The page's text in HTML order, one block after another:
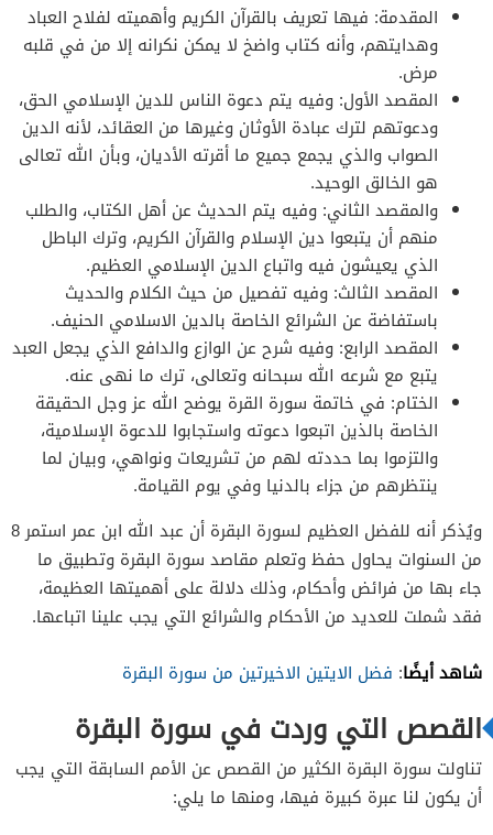
المقدمة: فيها تعريف بالقرآن الكريم وأهميته لفلاح العباد
وهدايتهم، وأنه كتاب واضخ لا يمكن نكرانه إلا من في قلبه
مرض.
المقصد الأول: وفيه يتم دعوة الناس للدين الإسلامي الحق،
ودعوتهم لترك عبادة الأوثان وغيرها من العقائد، لأنه الدين
الصواب والذي يجمع جميع ما أقرته الأديان، وبأن الله تعالى
هو الخالق الوحيد.
والمقصد الثاني: وفيه يتم الحديث عن أهل الكتاب، والطلب
منهم أن يتبعوا دين الإسلام والقرآن الكريم، وترك الباطل
الذي يعيشون فيه واتباع الدين الإسلامي العظيم.
المقصد الثالث: وفيه تفصيل من حيث الكلام والحديث
باستفاضة عن الشرائع الخاصة بالدين الاسلامي الحنيف.
المقصد الرابع: وفيه شرح عن الوازع والدافع الذي يجعل العبد
يتبع مع شرعه الله سبحانه وتعالى، ترك ما نهى عنه.
الختام: في خاتمة سورة القرة يوضح الله عز وجل الحقيقة
الخاصة بالذين اتبعوا دعوته واستجابوا للدعوة الإسلامية،
والتزموا بما حددته لهم من تشريعات ونواهي، وبيان لما
ينتظرهم من جزاء بالدنيا وفي يوم القيامة.
ويُذكر أنه للفضل العظيم لسورة البقرة أن عبد الله ابن عمر استمر 8
من السنوات يحاول حفظ وتعلم مقاصد سورة البقرة وتطبيق ما
جاء بها من فرائض وأحكام، وذلك دلالة على أهميتها العظيمة،
فقد شملت للعديد من الأحكام والشرائع التي يجب علينا اتباعها.
شاهد أيضًا: فضل الايتين الاخيرتين من سورة البقرة
القصص التي وردت في سورة البقرة
تناولت سورة البقرة الكثير من القصص عن الأمم السابقة التي يجب
أن يكون لنا عبرة كبيرة فيها، ومنها ما يلي: